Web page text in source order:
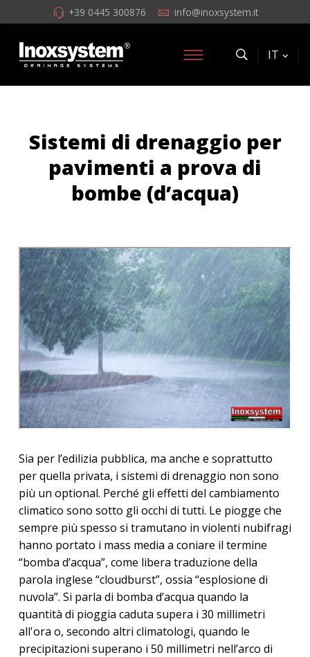
+39 0445 300876 info@inoxsystem.it
IT
Sistemi di drenaggio per
pavimenti a prova di
bombe (d’acqua)
Sia per l’edilizia pubblica, ma anche e soprattutto
per quella privata, i sistemi di drenaggio non sono
più un optional. Perché gli effetti del cambiamento
climatico sono sotto gli occhi di tutti. Le piogge che
sempre più spesso si tramutano in violenti nubifragi
hanno portato i mass media a coniare il termine
“bomba d’acqua”, come libera traduzione della
parola inglese “cloudburst”, ossia “esplosione di
nuvola”. Si parla di bomba d’acqua quando la
quantità di pioggia caduta supera i 30 millimetri
all'ora o, secondo altri climatologi, quando le
precipitazioni superano i 50 millimetri nell’arco di